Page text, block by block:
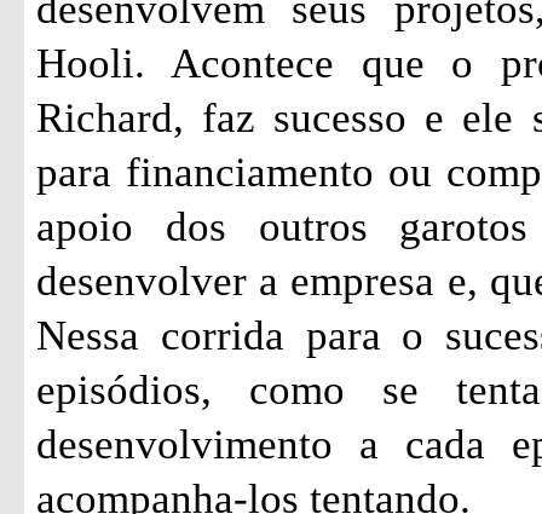
Hooli. Acontece que o
Richard, faz sucesso e ele
para financiamento ou
apoio dos outros
desenvolver a empresa e,
Nessa corrida para o
episódios, como se
desenvolvimento a cada
acompanha-los tentando.